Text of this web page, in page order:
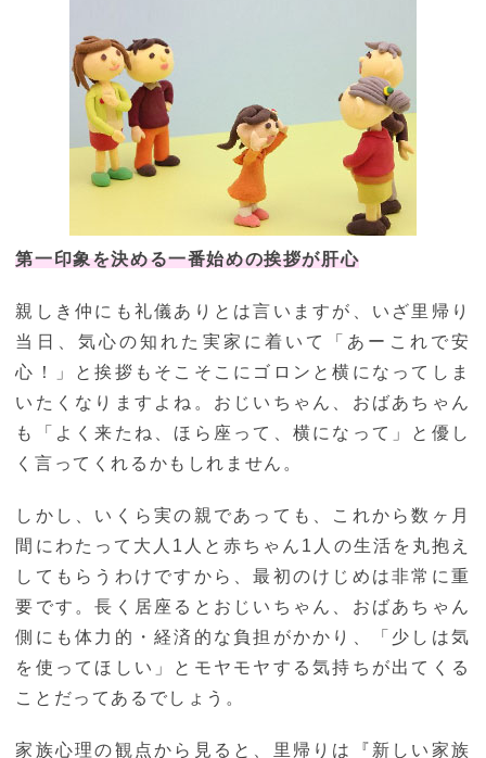
第一印象を決める一番始めの挨拶が肝心
親しき仲にも礼儀ありとは言いますが、いざ里帰り
当日、気心の知れた実家に着いて「あーこれで安
心！」と挨拶もそこそこにゴロンと横になってしま
いたくなりますよね。おじいちゃん、おばあちゃん
も「よく来たね、ほら座って、横になって」と優し
く言ってくれるかもしれません。
しかし、いくら実の親であっても、これから数ヶ月
間にわたって大人1人と赤ちゃん1人の生活を丸抱え
してもらうわけですから、最初のけじめは非常に重
要です。長く居座るとおじいちゃん、おばあちゃん
側にも体力的・経済的な負担がかかり、「少しは気
を使ってほしい」とモヤモヤする気持ちが出てくる
ことだってあるでしょう。
家族心理の観点から見ると、里帰りは『新しい家族